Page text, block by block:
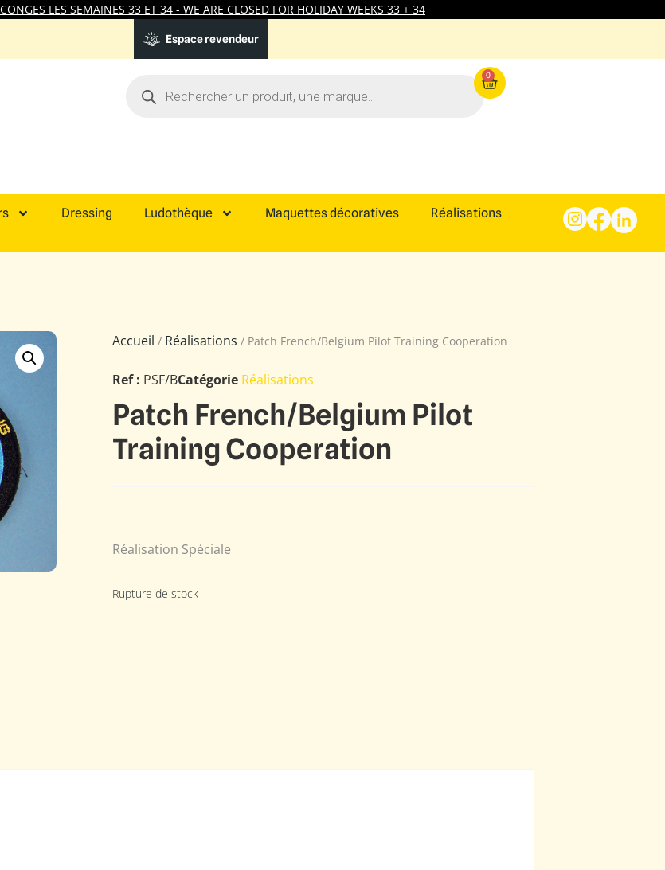
LES SEMAINES 33 ET 34 - WE ARE CLOSED FOR HOLIDAY WEEKS 33 + 34
Espace revendeur
0
Dressing Ludothèque Maquettes décoratives Réalisations
Accueil / Réalisations / Patch French/Belgium Pilot Training Cooperation
Ref : PSF/BCatégorie Réalisations
Patch French/Belgium Pilot
Training Cooperation
Réalisation Spéciale
Rupture de stock